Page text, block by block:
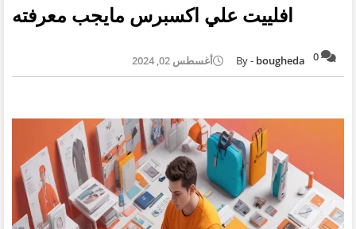
افلييت علي اكسبرس مايجب معرفته
bougheda أغسطس 02, 2024